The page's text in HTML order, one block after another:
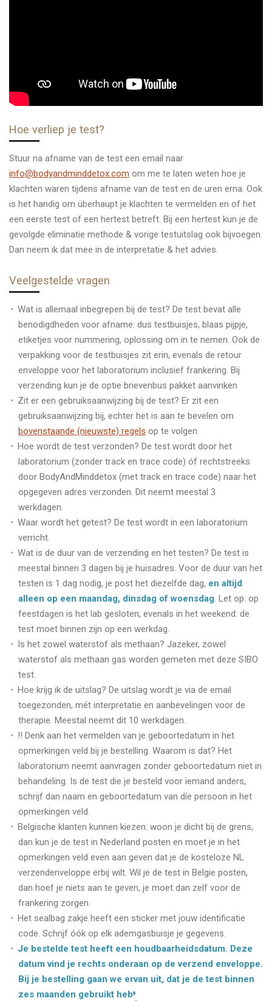
Hoe verliep je test?
Stuur na afname van de test een email naar
info@bodyandminddetox.com om me te laten weten hoe je
klachten waren tijdens afname van de test en de uren erna. Ook
is het handig om überhaupt je klachten te vermelden en of het
een eerste test of een hertest betreft. Bij een hertest kun je de
gevolgde eliminatie methode & vorige testuitslag ook bijvoegen.
Dan neem ik dat mee in de interpretatie & het advies.
Veelgestelde vragen
Wat is allemaal inbegrepen bij de test? De test bevat alle
benodigdheden voor afname: dus testbuisjes, blaas pijpje,
etiketjes voor nummering, oplossing om in te nemen. Ook de
verpakking voor de testbuisjes zit erin, evenals de retour
enveloppe voor het laboratorium inclusief frankering. Bij
verzending kun je de optie brievenbus pakket aanvinken
Zit er een gebruiksaanwijzing bij de test? Er zit een
gebruiksaanwijzing bij, echter het is aan te bevelen om
bovenstaande (nieuwste) regels op te volgen.
Hoe wordt de test verzonden? De test wordt door het
laboratorium (zonder track en trace code) óf rechtstreeks
door BodyAndMinddetox (met track en trace code) naar het
opgegeven adres verzonden. Dit neemt meestal 3
werkdagen.
Waar wordt het getest? De test wordt in een laboratorium
verricht.
Wat is de duur van de verzending en het testen? De test is
meestal binnen 3 dagen bij je huisadres. Voor de duur van het
testen is 1 dag nodig, je post het diezelfde dag, en altijd
alleen op een maandag, dinsdag of woensdag. Let op: op
feestdagen is het lab gesloten, evenals in het weekend: de
test moet binnen zijn op een werkdag.
Is het zowel waterstof als methaan? Jazeker, zowel
waterstof als methaan gas worden gemeten met deze SIBO
test.
Hoe krijg ik de uitslag? De uitslag wordt je via de email
toegezonden, mét interpretatie en aanbevelingen voor de
therapie. Meestal neemt dit 10 werkdagen.
!! Denk aan het vermelden van je geboortedatum in het
opmerkingen veld bij je bestelling. Waarom is dat? Het
laboratorium neemt aanvragen zonder geboortedatum niet in
behandeling. Is de test die je besteld voor iemand anders,
schrijf dan naam en geboortedatum van díe persoon in het
opmerkingen veld.
Belgische klanten kunnen kiezen: woon je dicht bij de grens,
dan kun je de test in Nederland posten en moet je in het
opmerkingen veld even aan geven dat je de kosteloze NL
verzendenveloppe erbij wilt. Wil je de test in Belgie posten,
dan hoef je niets aan te geven, je moet dan zelf voor de
frankering zorgen.
Het sealbag zakje heeft een sticker met jouw identificatie
code. Schrijf óók op elk ademgasbuisje je gegevens.
Je bestelde test heeft een houdbaarheidsdatum. Deze
datum vind je rechts onderaan op de verzend enveloppe.
Bij je bestelling gaan we ervan uit, dat je de test binnen
zes maanden gebruikt hebt.